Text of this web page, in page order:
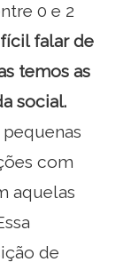
0 e 2
falar de
temos as
social.
com
aquelas
de